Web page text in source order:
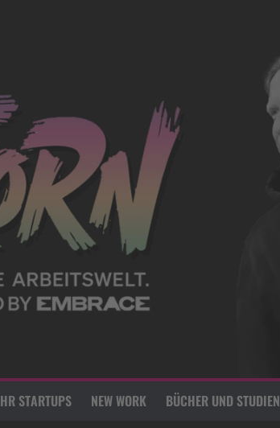
HR STARTUPS NEW WORK BÜCHER UND STUDIEN